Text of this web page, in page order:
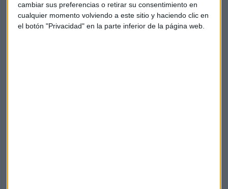
cambiar sus preferencias o retirar su consentimiento en
cualquier momento volviendo a este sitio y haciendo clic en
el botón "Privacidad" en la parte inferior de la página web.
Se había especulado con la posibilidad de pasar a la fase 2
desde que el proveedor rusoGazpromredujo la semana